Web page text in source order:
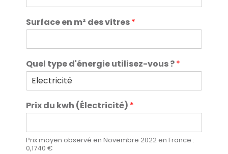
Surface en m² des vitres*
Quel type d'énergie utilisez-vous ?*
Prix du kwh (Électricité) *
Prix moyen observé en Novembre 2022 en France :
0,1740 €